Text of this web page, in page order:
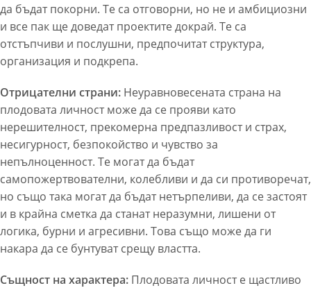
да бъдат покорни. Те са отговорни, но не и амбициозни
и все пак ще доведат проектите докрай. Те са
отстъпчиви и послушни, предпочитат структура,
организация и подкрепа.
Отрицателни страни: Неуравновесената страна на
плодовата личност може да се прояви като
нерешителност, прекомерна предпазливост и страх,
несигурност, безпокойство и чувство за
непълноценност. Те могат да бъдат
самопожертвователни, колебливи и да си противоречат,
но също така могат да бъдат нетърпеливи, да се застоят
и в крайна сметка да станат неразумни, лишени от
логика, бурни и агресивни. Това също може да ги
накара да се бунтуват срещу властта.
Същност на характера: Плодовата личност е щастливо